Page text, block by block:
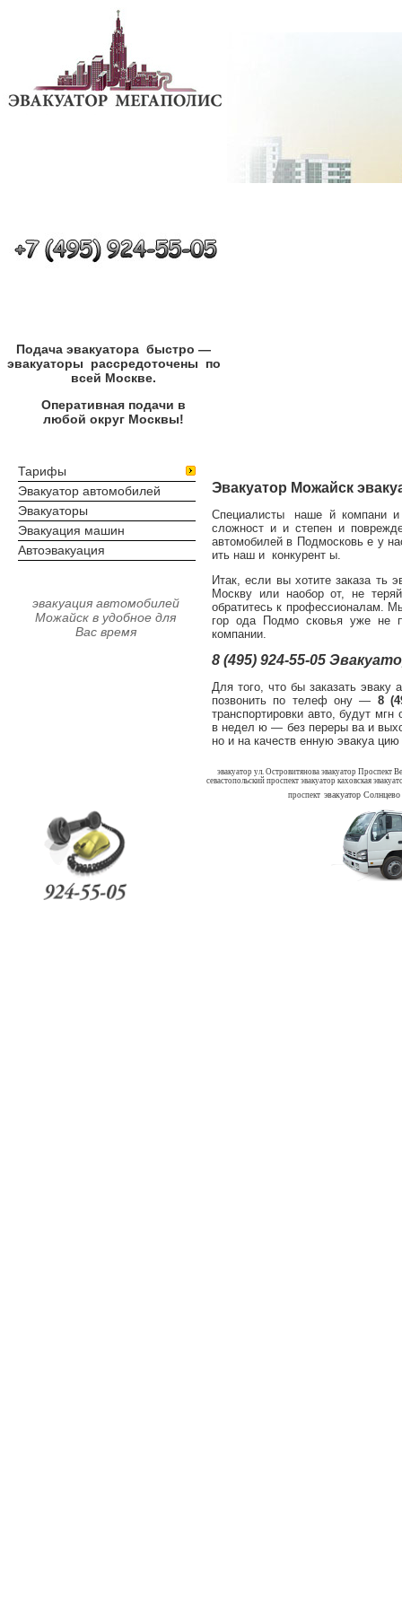
Подача эвакуатора быстро —
эвакуаторы
рассредоточены
по
всей Москве.
Оперативная подачи в
любой округ Москвы!
Тарифы
Эвакуатор автомобилей
Эвакуаторы
Эвакуация машин
Автоэвакуация
эвакуация автомобилей
Можайск в удобное для
Вас время
Эвакуатор Можайск
Специалисты
наше й компани
сложност и и степен и
автомобилей в Подмосковь е у
ить наш и конкурент ы.
Итак, если вы хотите заказа ть
Москву или наобор от, не
обратитесь к профессионалам.
гор ода Подмо сковья уже не
компании.
8 (495) 924-55-05
Для того, что бы заказать эваку
позвонить по телеф ону — 8
транспортировки авто, будут
в недел ю — без переры ва и
но и на качеств енную эвакуа
эвакуатор ул. Островитянова эвакуатор Проспект
севастопольский проспект эвакуатор каховская
проспект эвакуатор Солнцево